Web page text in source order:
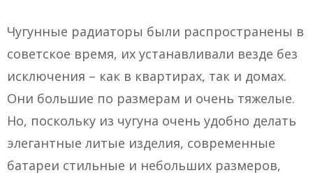
Чугунные радиаторы были распространены в
советское время, их устанавливали везде без
исключения – как в квартирах, так и домах.
Они большие по размерам и очень тяжелые.
Но, поскольку из чугуна очень удобно делать
элегантные литые изделия, современные
батареи стильные и небольших размеров,